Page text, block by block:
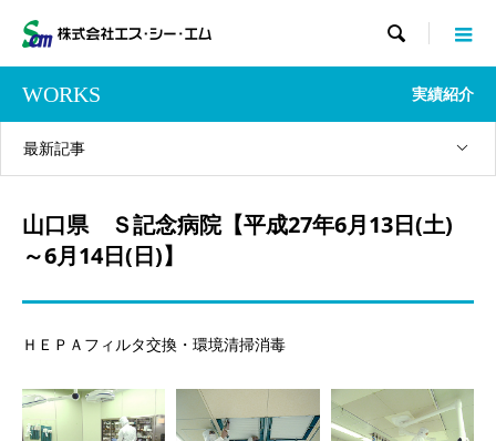

WORKS 実績紹介
最新記事
山口県 Ｓ記念病院【平成27年6月13日(土)
～6月14日(日)】
ＨＥＰＡフィルタ交換・環境清掃消毒